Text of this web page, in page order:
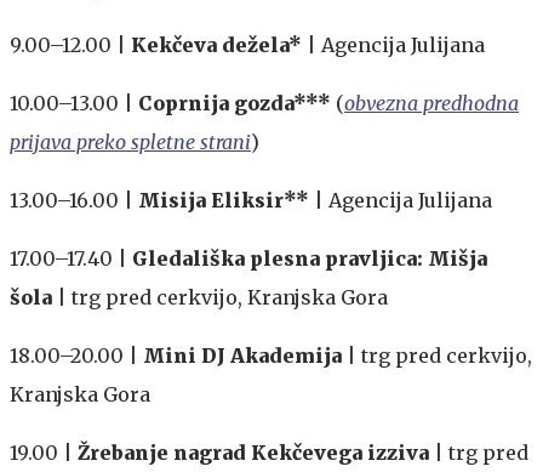
9.00–12.00 | Kekčeva dežela* | Agencija Julijana
10.00–13.00 | Coprnija gozda*** (obvezna predhodna
prijava preko spletne strani)
13.00–16.00 | Misija Eliksir** | Agencija Julijana
17.00–17.40 | Gledališka plesna pravljica: Mišja
šola | trg pred cerkvijo, Kranjska Gora
18.00–20.00 | Mini DJ Akademija | trg pred cerkvijo,
Kranjska Gora
19.00 | Žrebanje nagrad Kekčevega izziva | trg pred